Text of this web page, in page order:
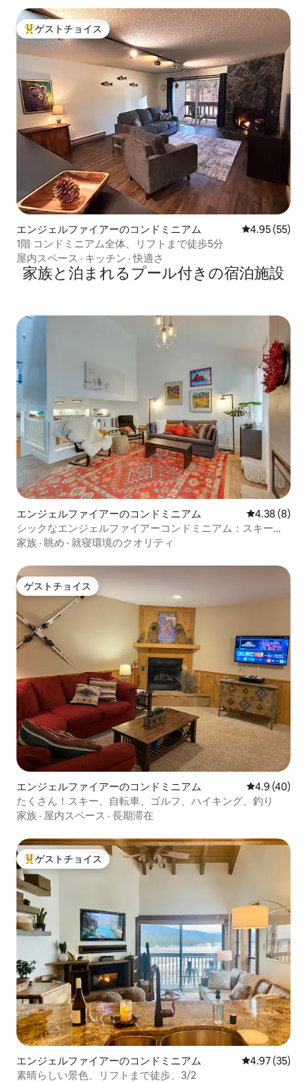
大好評のゲストチョイスです。
ゲストチョイス
エンジェルファイアーのコンドミニアム レビュー55
4.95 (55)
1階 コンドミニアム全体、リフトまで徒歩5分
屋内スペース · キッチン ·快適さ
家族と泊まれるプール付きの宿泊施設
エンジェルファイアーのコンドミニアム レビュー8
4.38 (8)
シックなエンジェルファイアーコンドミニアム：スキー場
まで徒歩！
家族 · 眺め · 就寝環境のクオリティ
ゲストチョイス
ゲストチョイス
エンジェルファイアーのコンドミニアム レビュー40
4.9 (40)
たくさん！スキー、自転車、ゴルフ、ハイキング、釣り
家族 · 屋内スペース · 長期滞在
大好評のゲストチョイスです。
ゲストチョイス
エンジェルファイアーのコンドミニアム レビュー35
4.97 (35)
素晴らしい景色、リフトまで徒歩、3/2